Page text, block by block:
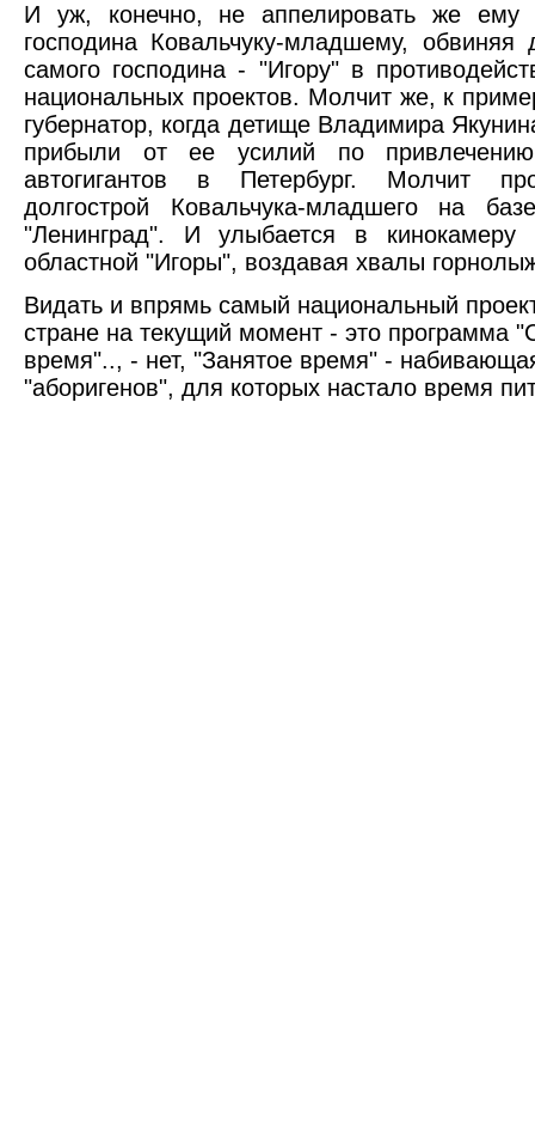
И уж, конечно, не аппелировать же ему
господина Ковальчуку-младшему, обвиняя
самого господина - "Игору" в
национальных проектов. Молчит же, к
губернатор, когда детище Владимира
прибыли от ее усилий по привлечению
автогигантов в Петербург. Молчит
долгострой Ковальчука-младшего на
"Ленинград". И улыбается в кинокамеру
областной "Игоры", воздавая хвалы
Видать и впрямь самый национальный
стране на текущий момент - это программа
время".., - нет, "Занятое время" -
"аборигенов", для которых настало время